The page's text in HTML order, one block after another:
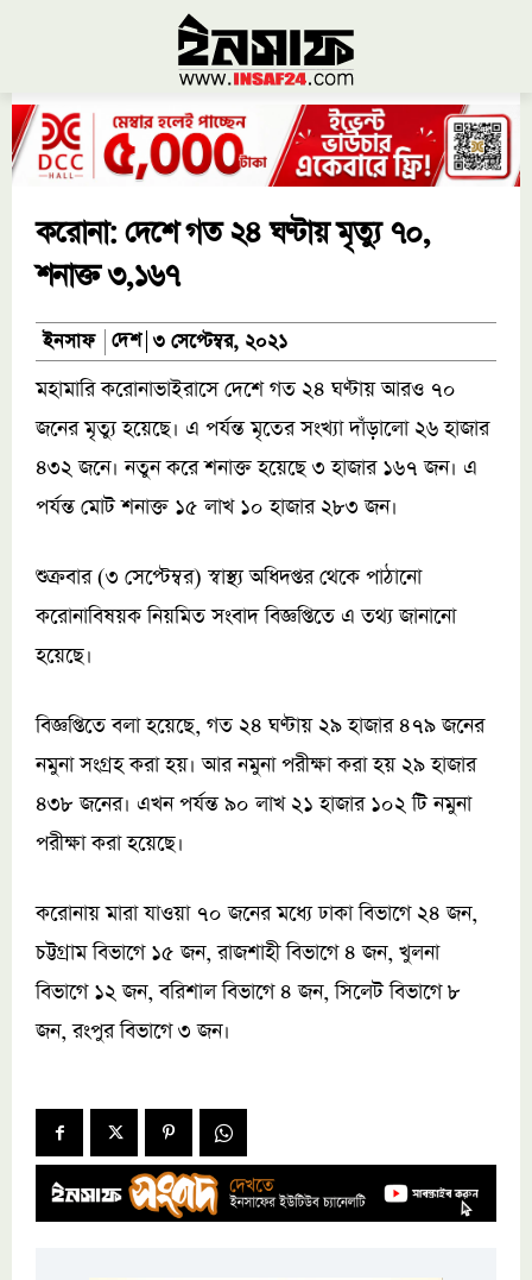
করোনা: দেশে গত ২৪ ঘণ্টায় মৃত্যু ৭০,
শনাক্ত ৩,১৬৭
ইনসাফ দেশ ৩ সেপ্টেম্বর, ২০২১
মহামারি করোনাভাইরাসে দেশে গত ২৪ ঘণ্টায় আরও ৭০
জনের মৃত্যু হয়েছে। এ পর্যন্ত মৃতের সংখ্যা দাঁড়ালো ২৬ হাজার
৪৩২ জনে। নতুন করে শনাক্ত হয়েছে ৩ হাজার ১৬৭ জন। এ
পর্যন্ত মোট শনাক্ত ১৫ লাখ ১০ হাজার ২৮৩ জন।
শুক্রবার (৩ সেপ্টেম্বর) স্বাস্থ্য অধিদপ্তর থেকে পাঠানো
করোনাবিষয়ক নিয়মিত সংবাদ বিজ্ঞপ্তিতে এ তথ্য জানানো
হয়েছে।
বিজ্ঞপ্তিতে বলা হয়েছে, গত ২৪ ঘণ্টায় ২৯ হাজার ৪৭৯ জনের
নমুনা সংগ্রহ করা হয়। আর নমুনা পরীক্ষা করা হয় ২৯ হাজার
৪৩৮ জনের। এখন পর্যন্ত ৯০ লাখ ২১ হাজার ১০২ টি নমুনা
পরীক্ষা করা হয়েছে।
করোনায় মারা যাওয়া ৭০ জনের মধ্যে ঢাকা বিভাগে ২৪ জন,
চট্টগ্রাম বিভাগে ১৫ জন, রাজশাহী বিভাগে ৪ জন, খুলনা
বিভাগে ১২ জন, বরিশাল বিভাগে ৪ জন, সিলেট বিভাগে ৮
জন, রংপুর বিভাগে ৩ জন।